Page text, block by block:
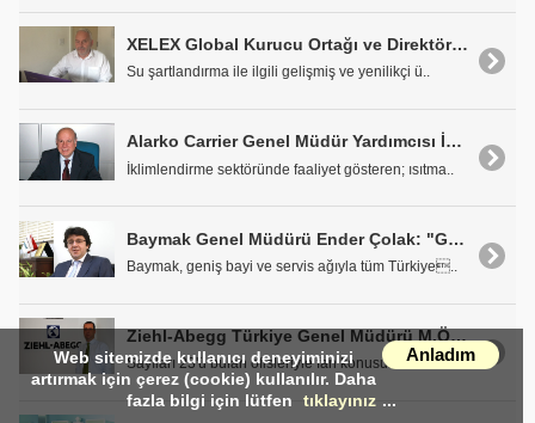
XELEX Global Kurucu Ortağı ve Direktörü Peter Lapczynsky: Su Şartlandırma Ürünlerimizin Küresel Pazarda En İyi Olduğuna İnanıyoruz
Su şartlandırma ile ilgili gelişmiş ve yenilikçi ü..
Alarko Carrier Genel Müdür Yardımcısı İsmet Gencer: "Büyük Projelerin Çözüm Ortağı Olmaya Devam Edeceğiz"
İklimlendirme sektöründe faaliyet gösteren; ısıtma..
Baymak Genel Müdürü Ender Çolak: "Güneş Enerjisi ile İşletmelerin Yükünü Hafifletiyoruz"
Baymak, geniş bayi ve servis ağıyla tüm Türkiye..
Ziehl-Abegg Türkiye Genel Müdürü M.Ömür Aydoğan: "Her yıl %7-10 arasında büyüme öngörüyoruz"
Sayıları 23'ü bulan ofisleriyle fan konusunda ..Anladım
Web sitemizde kullanıcı deneyiminizi
artırmak için çerez (cookie) kullanılır. Daha
fazla bilgi için lütfen
tıklayınız ...